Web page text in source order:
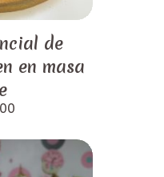
de
en masa